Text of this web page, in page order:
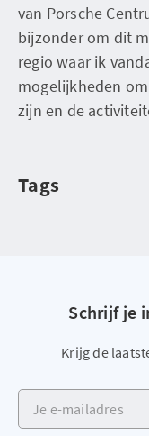
van Porsche
bijzonder om dit
regio waar ik
mogelijkheden
zijn en de
Tags
Schrijf je
Krijg de
Je e-mailadres